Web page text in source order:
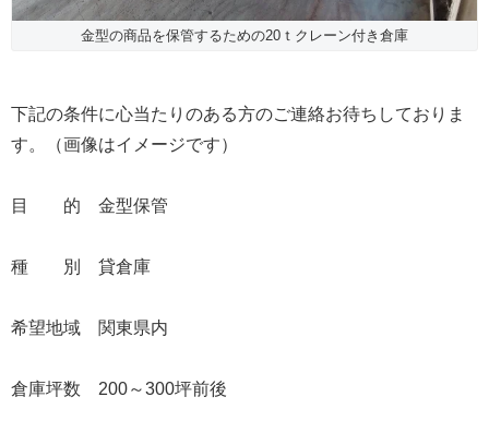
金型の商品を保管するための20ｔクレーン付き倉庫
下記の条件に心当たりのある方のご連絡お待ちしておりま
す。（画像はイメージです）
目 的 金型保管
種 別 貸倉庫
希望地域 関東県内
倉庫坪数 200～300坪前後